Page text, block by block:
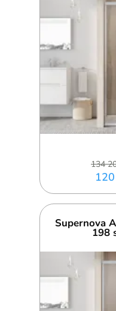
134
Supernova
198